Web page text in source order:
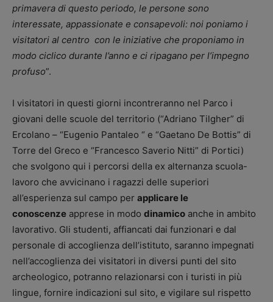
primavera di questo periodo, le persone sono
interessate, appassionate e consapevoli: noi poniamo i
visitatori al centro con le iniziative che proponiamo in
modo ciclico durante l’anno e ci ripagano per l’impegno
profuso”.
I visitatori in questi giorni incontreranno nel Parco i
giovani delle scuole del territorio (“Adriano Tilgher” di
Ercolano – “Eugenio Pantaleo “ e “Gaetano De Bottis” di
Torre del Greco e “Francesco Saverio Nitti” di Portici)
che svolgono qui i percorsi della ex alternanza scuola-
lavoro che avvicinano i ragazzi delle superiori
all’esperienza sul campo per applicare le
conoscenze apprese in modo dinamico anche in ambito
lavorativo. Gli studenti, affiancati dai funzionari e dal
personale di accoglienza dell’istituto, saranno impegnati
nell’accoglienza dei visitatori in diversi punti del sito
archeologico, potranno relazionarsi con i turisti in più
lingue, fornire indicazioni sul sito, e vigilare sul rispetto